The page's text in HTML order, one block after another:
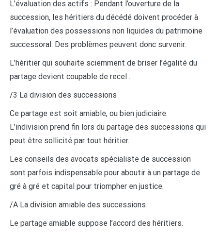
L’évaluation des actifs : Pendant l’ouverture de la
succession, les héritiers du décédé doivent procéder à
l’évaluation des possessions non liquides du patrimoine
successoral. Des problèmes peuvent donc survenir.
L’héritier qui souhaite sciemment de briser l’égalité du
partage devient coupable de recel .
/3 La division des successions
Ce partage est soit amiable, ou bien judiciaire.
L’indivision prend fin lors du partage des successions qui
peut être sollicité par tout héritier.
Les conseils des avocats spécialiste de succession
sont parfois indispensable pour aboutir à un partage de
gré à gré et capital pour triompher en justice.
/A La division amiable des successions
Le partage amiable suppose l’accord des héritiers.